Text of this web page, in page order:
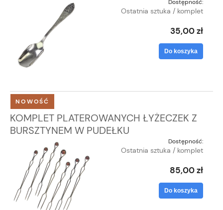
Dostępność:
Ostatnia sztuka / komplet
35,00 zł
Do koszyka
KOMPLET PLATEROWANYCH ŁYŻECZEK Z
BURSZTYNEM W PUDEŁKU
Dostępność:
Ostatnia sztuka / komplet
85,00 zł
Do koszyka
NOWOŚĆ